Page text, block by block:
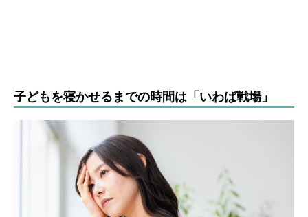
子どもを寝かせるまでの時間は「いわば戦場」